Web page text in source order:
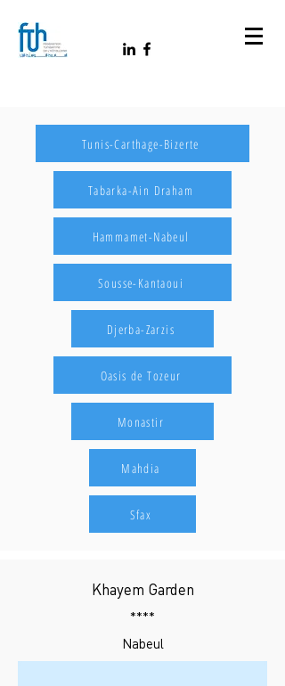
Tunis-Carthage-Bizerte
Tabarka-Ain Draham
Hammamet-Nabeul
Sousse-Kantaoui
Djerba-Zarzis
Oasis de Tozeur
Monastir
Mahdia
Sfax
Khayem Garden
****
Nabeul